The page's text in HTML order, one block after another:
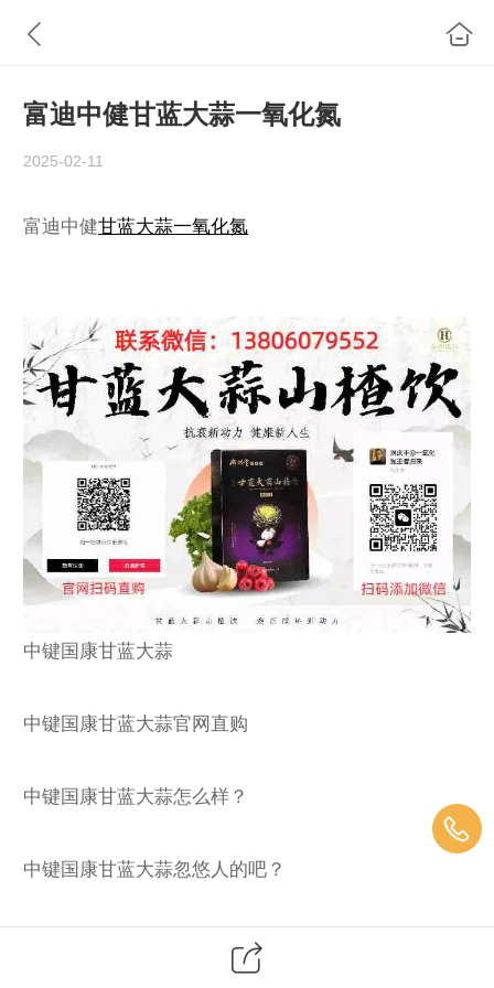
富迪中健甘蓝大蒜一氧化氮
2025-02-11
富迪中健甘蓝大蒜一氧化氮
中键国康甘蓝大蒜
中键国康甘蓝大蒜官网直购
中键国康甘蓝大蒜怎么样？
中键国康甘蓝大蒜忽悠人的吧？